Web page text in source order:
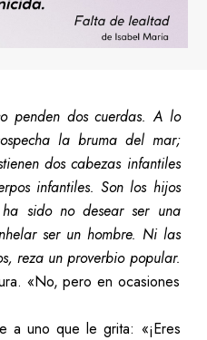
penden dos cuerdas. A lo
la bruma del mar;
dos cabezas infantiles
infantiles. Son los hijos
sido no desear ser una
ser un hombre. Ni las
reza un proverbio popular.
«No, pero en ocasiones
a uno que le grita: «¡Eres